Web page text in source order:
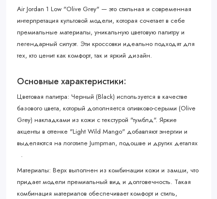
Air Jordan 1 Low "Olive Grey" — это стильная и современная
интерпретация культовой модели, которая сочетает в себе
премиальные материалы, уникальную цветовую палитру и
легендарный силуэт. Эти кроссовки идеально подходят для
тех, кто ценит как комфорт, так и яркий дизайн.
Основные характеристики:
Цветовая палитра: Черный (Black) используется в качестве
базового цвета, который дополняется оливково-серыми (Olive
Grey) накладками из кожи с текстурой "тумблд". Яркие
акценты в оттенке "Light Wild Mango" добавляют энергии и
выделяются на логотипе Jumpman, подошве и других деталях
.
Материалы: Верх выполнен из комбинации кожи и замши, что
придает модели премиальный вид и долговечность. Такая
комбинация материалов обеспечивает комфорт и стиль,